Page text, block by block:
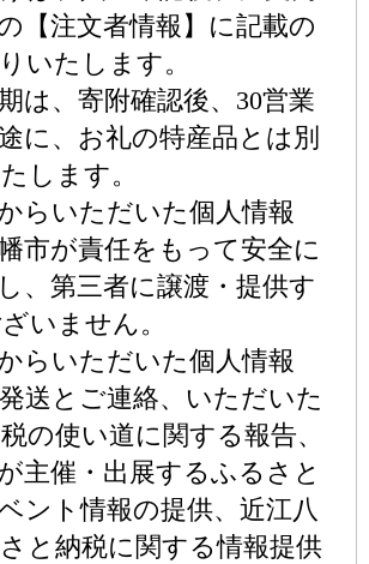
【注文者情報】に記載の
いたします。
は、寄附確認後、30営業
に、お礼の特産品とは別
します。
らいただいた個人情報
市が責任をもって安全に
、第三者に譲渡・提供す
いません。
らいただいた個人情報
送とご連絡、いただいた
の使い道に関する報告、
主催・出展するふるさと
ント情報の提供、近江八
と納税に関する情報提供